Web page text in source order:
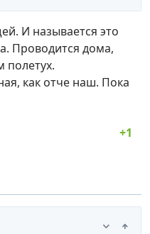
И называется это
Проводится дома,
полетух.
как отче наш. Пока